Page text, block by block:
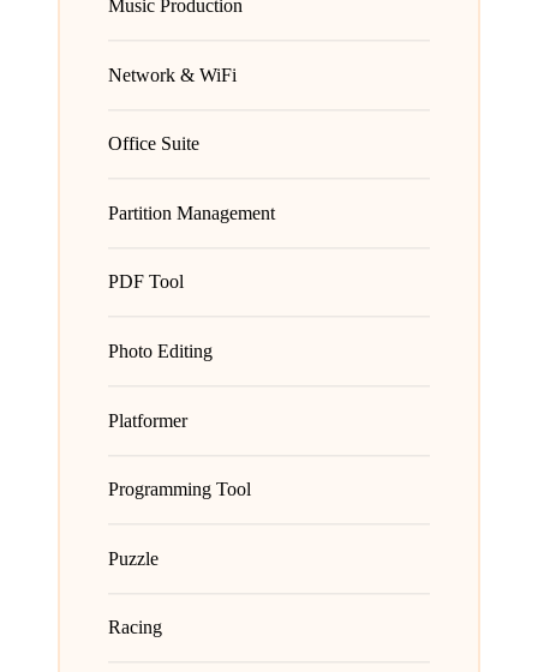
Music Production
Network & WiFi
Office Suite
Partition Management
PDF Tool
Photo Editing
Platformer
Programming Tool
Puzzle
Racing